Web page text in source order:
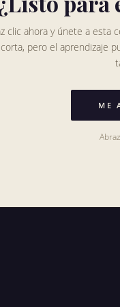
clic ahora y únete a esta
corta, pero el aprendizaje
ME